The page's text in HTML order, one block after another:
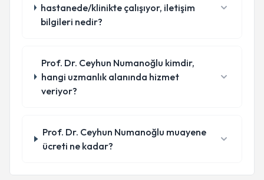
hastanede/klinikte çalışıyor, iletişim
bilgileri nedir?
Prof. Dr. Ceyhun Numanoğlu kimdir,
hangi uzmanlık alanında hizmet
veriyor?
Prof. Dr. Ceyhun Numanoğlu muayene
ücreti ne kadar?